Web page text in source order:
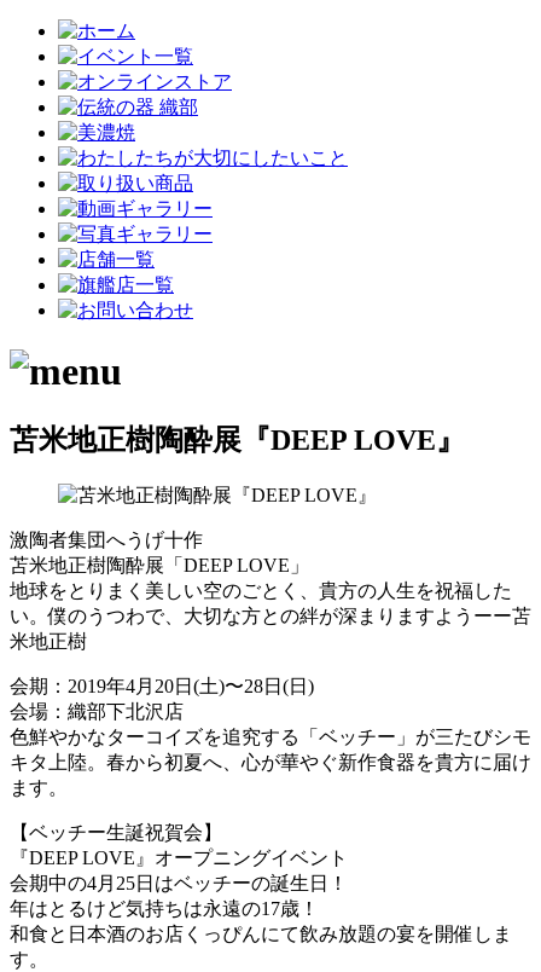
苫米地正樹陶酔展『DEEP LOVE』
激陶者集団へうげ十作
苫米地正樹陶酔展「DEEP LOVE」
地球をとりまく美しい空のごとく、貴方の人生を祝福した
い。僕のうつわで、大切な方との絆が深まりますようーー苫
米地正樹
会期：2019年4月20日(土)〜28日(日)
会場：織部下北沢店
色鮮やかなターコイズを追究する「ベッチー」が三たびシモ
キタ上陸。春から初夏へ、心が華やぐ新作食器を貴方に届け
ます。
【ベッチー生誕祝賀会】
『DEEP LOVE』オープニングイベント
会期中の4月25日はベッチーの誕生日！
年はとるけど気持ちは永遠の17歳！
和食と日本酒のお店くっぴんにて飲み放題の宴を開催しま
す。